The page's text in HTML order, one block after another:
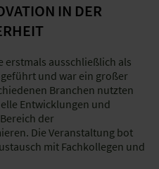
IN DER
erstmals ausschließlich als
und war ein großer
Branchen nutzten
Entwicklungen und
der
Die Veranstaltung bot
mit Fachkollegen und